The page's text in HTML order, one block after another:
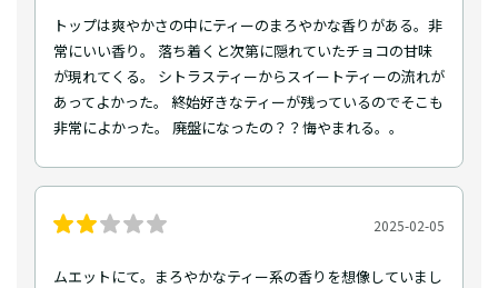
トップは爽やかさの中にティーのまろやかな香りがある。非
常にいい香り。 落ち着くと次第に隠れていたチョコの甘味
が現れてくる。 シトラスティーからスイートティーの流れが
あってよかった。 終始好きなティーが残っているのでそこも
非常によかった。 廃盤になったの？？悔やまれる。。
2025-02-05
ムエットにて。まろやかなティー系の香りを想像していまし